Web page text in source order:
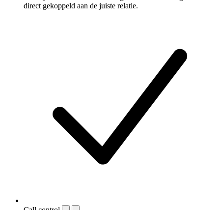
direct gekoppeld aan de juiste relatie.